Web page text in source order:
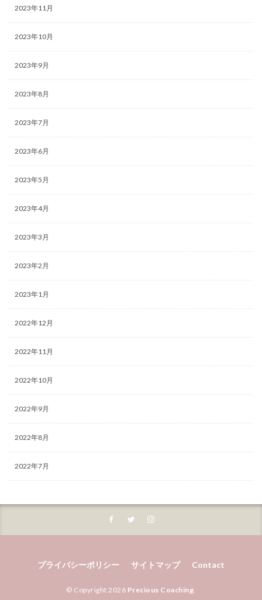
2023年11月
2023年10月
2023年9月
2023年8月
2023年7月
2023年6月
2023年5月
2023年4月
2023年3月
2023年2月
2023年1月
2022年12月
2022年11月
2022年10月
2022年9月
2022年8月
2022年7月
プライバシーポリシー サイトマップ Contact
© Copyright 2026 Precious Coaching.